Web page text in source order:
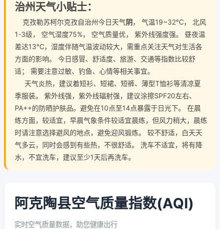
治州天气小贴士：
克孜勒苏柯尔克孜自治州今日天气阴， 气温19~32℃， 北风
1-3级， 空气湿度75%， 空气质量优， 紫外线强度强。 昼夜温
差达13℃，湿度伴随气温波动较大，需重点关注天气对生活各
方面的影响。 今日感冒、舒适度、旅游、交通等指数比较舒
适； 需要注意过敏、钓鱼、心情等相关事宜。
天气炎热，建议着短衫、短裙、短裤、薄型T恤衫等清凉夏
季服装。 紫外线强，紫外线辐射强，建议涂擦SPF20左右、
PA++的防晒护肤品。避免在10点至14点暴露于日光下。 在晨
练方面，较适宜，早晨气象条件较适宜晨练，但风力稍大，晨练
时请注意选择避风的地点，避免迎风锻炼。 较不舒适，白天天
气多云，同时会感到有些热，不很舒适。 洗车不适宜，将有降
水，不宜洗车，建议至少1天后再洗车。
阿克陶县空气质量指数(AQI)
实时空气质量数据，助您健康出行